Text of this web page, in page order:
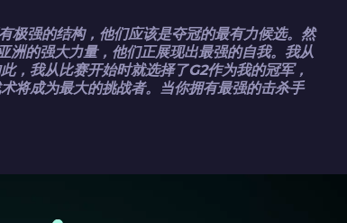
强的结构，他们应该是夺冠的最有力候选。然
的强大力量，他们正展现出最强的自我。我从
，我从比赛开始时就选择了G2作为我的冠军，
将成为最大的挑战者。当你拥有最强的击杀手